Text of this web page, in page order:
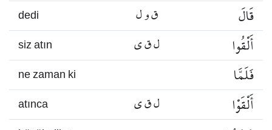
dedi ق و ل قَالَ
siz atın ل ق ي أَلْقُوا
ne zaman ki فَلَمَّا
atınca ل ق ي أَلْقَوْا